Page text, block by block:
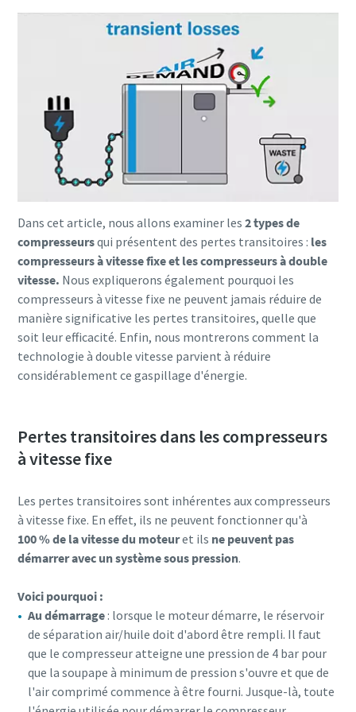
Tout ce que vous devez savoir sur votre
processus de transport pneumatique
Découvrez comment créer un processus de transport
pneumatique plus efficace.
En savoir plus
Dans cet article, nous allons examiner les 2 types de
compresseursqui présentent des pertes transitoires : les
compresseurs à vitesse fixe et les compresseurs à double
vitesse. Nous expliquerons également pourquoi les
compresseurs à vitesse fixe ne peuvent jamais réduire de
manière significative les pertes transitoires, quelle que
soit leur efficacité. Enfin, nous montrerons comment la
technologie à double vitesse parvient à réduire
considérablement ce gaspillage d'énergie.
Pertes transitoires dans les compresseurs
à vitesse fixe
Les pertes transitoires sont inhérentes aux compresseurs
à vitesse fixe. En effet, ils ne peuvent fonctionner qu'à
100 % de la vitesse du moteuret ils ne peuvent pas
démarrer avec un système sous pression.
Voici pourquoi :
Au démarrage : lorsque le moteur démarre, le réservoir
de séparation air/huile doit d'abord être rempli. Il faut
que le compresseur atteigne une pression de 4 bar pour
que la soupape à minimum de pression s'ouvre et que de
l'air comprimé commence à être fourni. Jusque-là, toute